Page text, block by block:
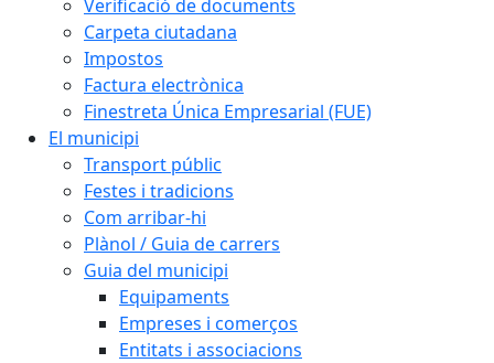
Verificació de documents
Carpeta ciutadana
Impostos
Factura electrònica
Finestreta Única Empresarial (FUE)
El municipi
Transport públic
Festes i tradicions
Com arribar-hi
Plànol / Guia de carrers
Guia del municipi
Equipaments
Empreses i comerços
Entitats i associacions